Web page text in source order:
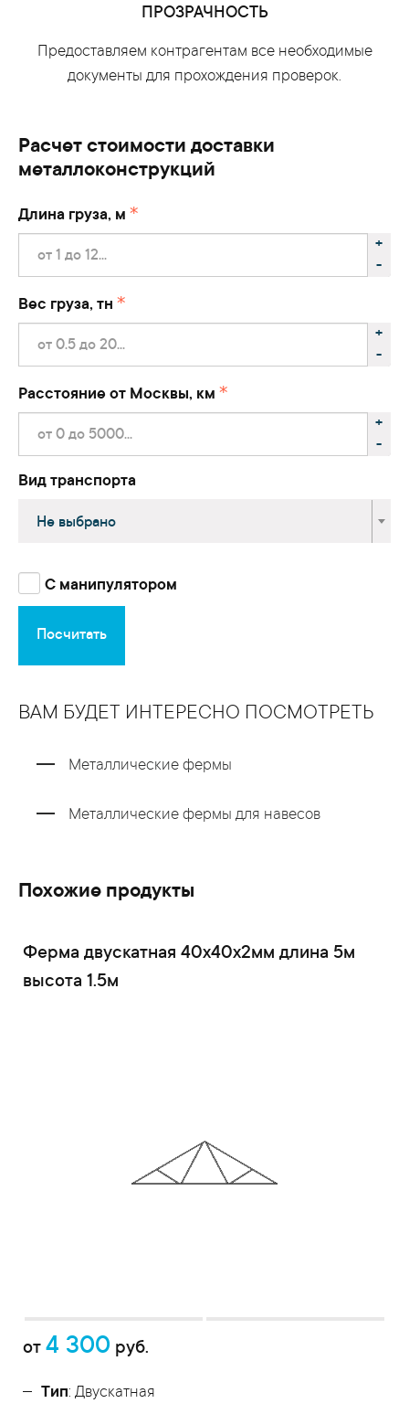
ПРОЗРАЧНОСТЬ
Предоставляем контрагентам все необходимые
документы для прохождения проверок.
Расчет стоимости доставки
металлоконструкций
Длина груза, м
+
-
Вес груза, тн
+
-
Расстояние от Москвы, км
+
-
Вид транспорта
Не выбрано
С манипулятором
Посчитать
ВАМ БУДЕТ ИНТЕРЕСНО ПОСМОТРЕТЬ
Металлические фермы
Металлические фермы для навесов
Похожие продукты
Ферма двускатная 40x40x2мм длина 5м
высота 1.5м
от 4 300 руб.
Тип: Двускатная